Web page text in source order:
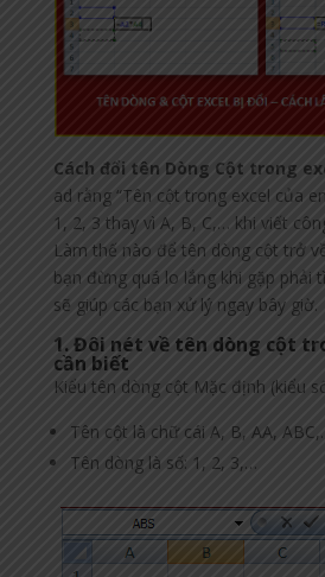
Cách đổi tên Dòng Cột trong
ad rằng “Tên cột trong excel của
1, 2, 3 thay vì A, B, C,… khi viết
Làm thế nào để tên dòng cột trở
bạn đừng quá lo lắng khi gặp phải
sẽ giúp các bạn xử lý ngay bây giờ.
1. Đôi nét về tên dòng cột
cần biết
Kiểu tên dòng cột Mặc định (kiểu
Tên cột là chữ cái A, B, AA,
Tên dòng là số: 1, 2, 3,…